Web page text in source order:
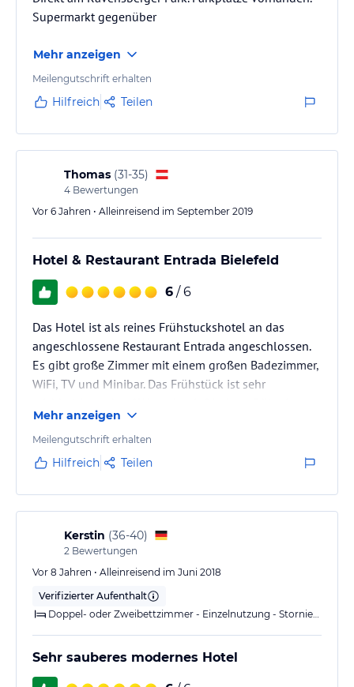
Supermarkt gegenüber
Mehr anzeigen
Meilengutschrift erhalten
Hilfreich Teilen
Thomas (31-35)
4 Bewertungen
Vor 6 Jahren • Alleinreisend im September 2019
Hotel & Restaurant Entrada Bielefeld
6 / 6
Das Hotel ist als reines Frühstuckshotel an das
angeschlossene Restaurant Entrada angeschlossen.
Es gibt große Zimmer mit einem großen Badezimmer,
WiFi, TV und Minibar. Das Frühstück ist sehr
das angeschlossene argentinische Restaurant
Entrada ist sehr zu empfehlen, besonders die große
Auswahl an vorzüglichen Steaks. Das Personal ist
Mehr anzeigen
Meilengutschrift erhalten
Hilfreich Teilen
Kerstin (36-40)
2 Bewertungen
Vor 8 Jahren • Alleinreisend im Juni 2018
Verifizierter Aufenthalt
Sehr sauberes modernes Hotel